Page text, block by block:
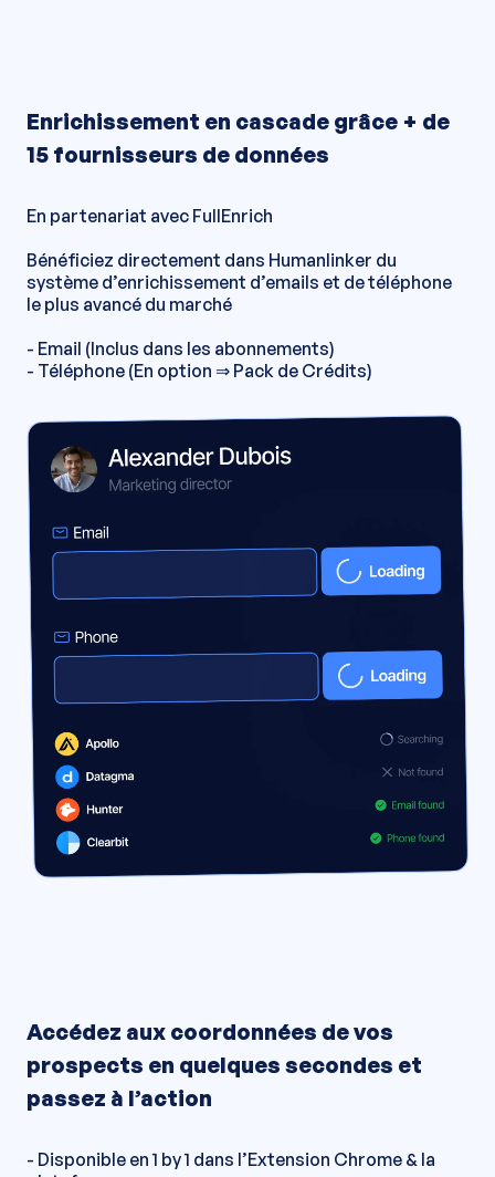
Enrichissement en cascade grâce + de
15 fournisseurs de données
En partenariat avec FullEnrich
Bénéficiez directement dans Humanlinker du
système d’enrichissement d’emails et de téléphone
le plus avancé du marché
- Email (Inclus dans les abonnements)
- Téléphone (En option ⇒ Pack de Crédits)
Accédez aux coordonnées de vos
prospects en quelques secondes et
passez à l’action
- Disponible en 1 by 1 dans l’Extension Chrome & la